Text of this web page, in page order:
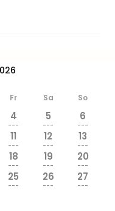
Fr Sa So
4
---
5
---
6
---
11
---
12
---
13
---
18
---
19
---
20
---
25
---
26
---
27
---